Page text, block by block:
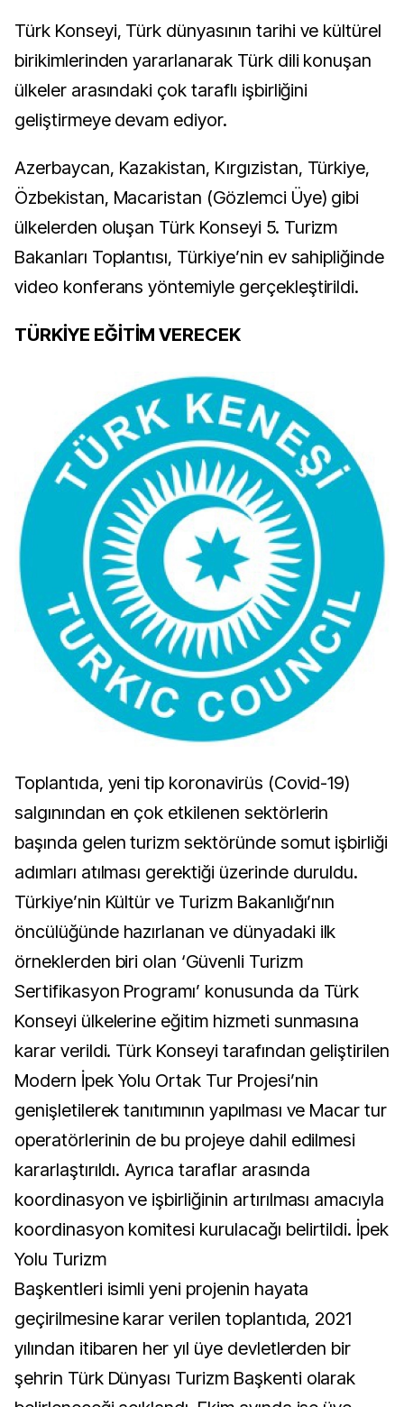
Türk Konseyi, Türk dünyasının tarihi ve kültürel
birikimlerinden yararlanarak Türk dili konuşan
ülkeler arasındaki çok taraflı işbirliğini
geliştirmeye devam ediyor.
Azerbaycan, Kazakistan, Kırgızistan, Türkiye,
Özbekistan, Macaristan (Gözlemci Üye) gibi
ülkelerden oluşan Türk Konseyi 5. Turizm
Bakanları Toplantısı, Türkiye’nin ev sahipliğinde
video konferans yöntemiyle gerçekleştirildi.
TÜRKİYE EĞİTİM VERECEK
Toplantıda, yeni tip koronavirüs (Covid-19)
salgınından en çok etkilenen sektörlerin
başında gelen turizm sektöründe somut işbirliği
adımları atılması gerektiği üzerinde duruldu.
Türkiye’nin Kültür ve Turizm Bakanlığı’nın
öncülüğünde hazırlanan ve dünyadaki ilk
örneklerden biri olan ‘Güvenli Turizm
Sertifikasyon Programı’ konusunda da Türk
Konseyi ülkelerine eğitim hizmeti sunmasına
karar verildi. Türk Konseyi tarafından geliştirilen
Modern İpek Yolu Ortak Tur Projesi’nin
genişletilerek tanıtımının yapılması ve Macar tur
operatörlerinin de bu projeye dahil edilmesi
kararlaştırıldı. Ayrıca taraflar arasında
koordinasyon ve işbirliğinin artırılması amacıyla
koordinasyon komitesi kurulacağı belirtildi. İpek
Yolu Turizm
Başkentleri isimli yeni projenin hayata
geçirilmesine karar verilen toplantıda, 2021
yılından itibaren her yıl üye devletlerden bir
şehrin Türk Dünyası Turizm Başkenti olarak